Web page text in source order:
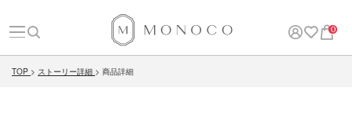
0
TOP ストーリー詳細 商品詳細